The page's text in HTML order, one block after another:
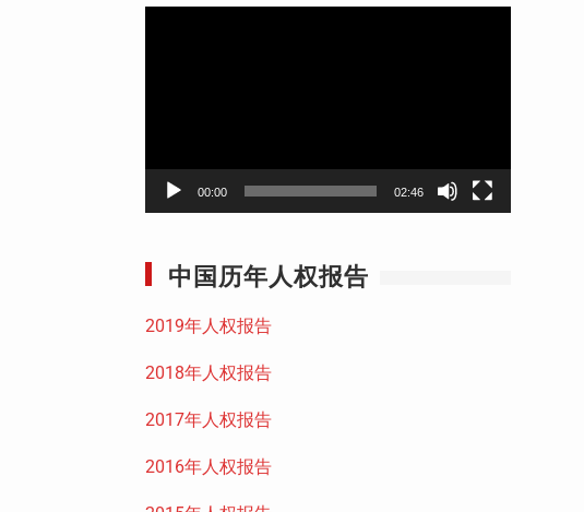
00:00 02:46
中国历年人权报告
2019年人权报告
2018年人权报告
2017年人权报告
2016年人权报告